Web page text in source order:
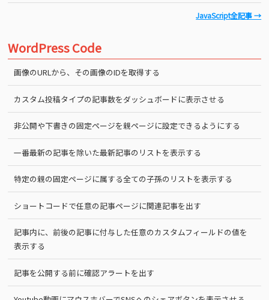
JavaScript全記事 →
WordPress Code
画像のURLから、その画像のIDを取得する
カスタム投稿タイプの記事数をダッシュボードに表示させる
非公開や下書きの固定ページを親ページに設定できるようにする
一番最新の記事を除いた最新記事のリストを表示する
特定の親の固定ページに属する全ての子孫のリストを表示する
ショートコードで任意の記事ページに関連記事を出す
記事内に、前後の記事に付与した任意のカスタムフィールドの値を
表示する
記事を公開する前に確認アラートを出す